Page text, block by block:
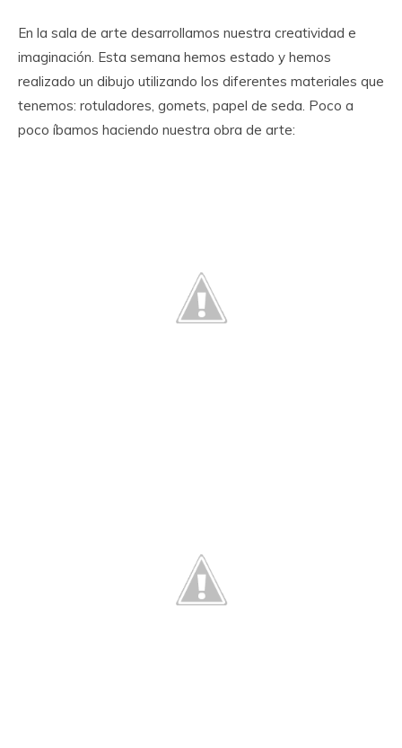
En la sala de arte desarrollamos nuestra creatividad e
imaginación. Esta semana hemos estado y hemos
realizado un dibujo utilizando los diferentes materiales que
tenemos: rotuladores, gomets, papel de seda. Poco a
poco íbamos haciendo nuestra obra de arte: